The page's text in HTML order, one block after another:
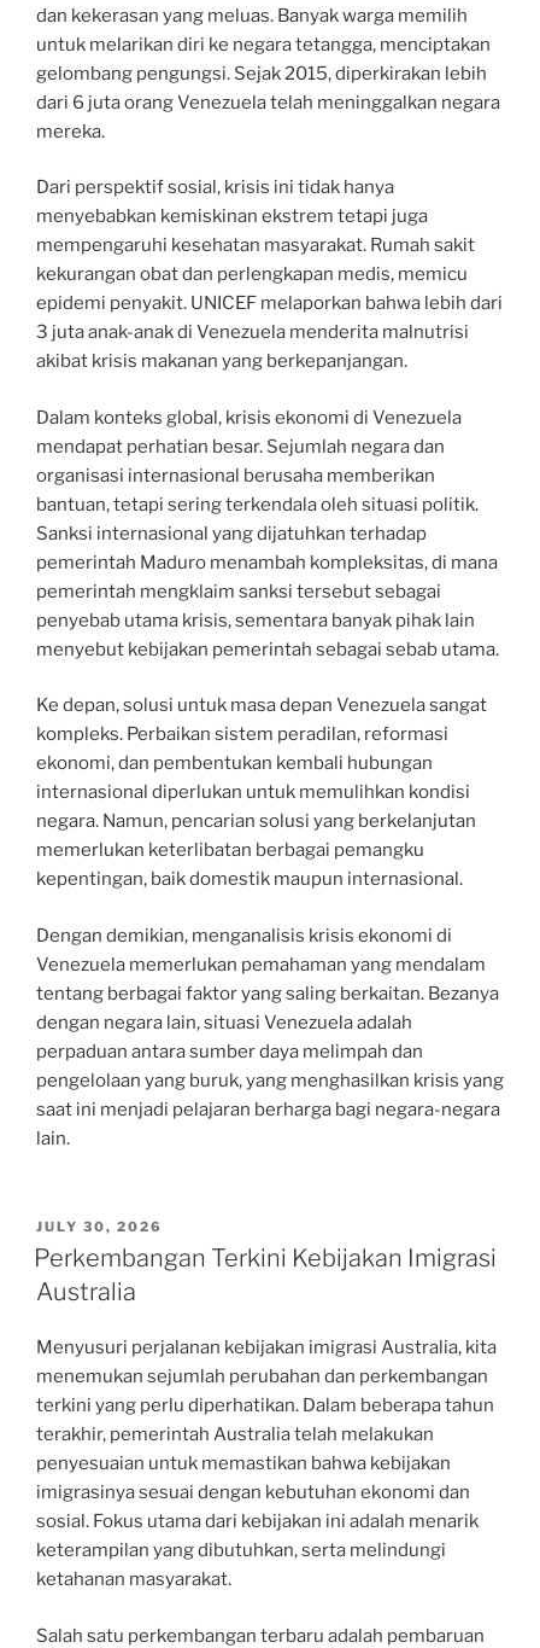
dan kekerasan yang meluas. Banyak warga memilih
untuk melarikan diri ke negara tetangga, menciptakan
gelombang pengungsi. Sejak 2015, diperkirakan lebih
dari 6 juta orang Venezuela telah meninggalkan negara
mereka.
Dari perspektif sosial, krisis ini tidak hanya
menyebabkan kemiskinan ekstrem tetapi juga
mempengaruhi kesehatan masyarakat. Rumah sakit
kekurangan obat dan perlengkapan medis, memicu
epidemi penyakit. UNICEF melaporkan bahwa lebih dari
3 juta anak-anak di Venezuela menderita malnutrisi
akibat krisis makanan yang berkepanjangan.
Dalam konteks global, krisis ekonomi di Venezuela
mendapat perhatian besar. Sejumlah negara dan
organisasi internasional berusaha memberikan
bantuan, tetapi sering terkendala oleh situasi politik.
Sanksi internasional yang dijatuhkan terhadap
pemerintah Maduro menambah kompleksitas, di mana
pemerintah mengklaim sanksi tersebut sebagai
penyebab utama krisis, sementara banyak pihak lain
menyebut kebijakan pemerintah sebagai sebab utama.
Ke depan, solusi untuk masa depan Venezuela sangat
kompleks. Perbaikan sistem peradilan, reformasi
ekonomi, dan pembentukan kembali hubungan
internasional diperlukan untuk memulihkan kondisi
negara. Namun, pencarian solusi yang berkelanjutan
memerlukan keterlibatan berbagai pemangku
kepentingan, baik domestik maupun internasional.
Dengan demikian, menganalisis krisis ekonomi di
Venezuela memerlukan pemahaman yang mendalam
tentang berbagai faktor yang saling berkaitan. Bezanya
dengan negara lain, situasi Venezuela adalah
perpaduan antara sumber daya melimpah dan
pengelolaan yang buruk, yang menghasilkan krisis yang
saat ini menjadi pelajaran berharga bagi negara-negara
lain.
POSTED
ON
JULY 30, 2026
Perkembangan Terkini Kebijakan Imigrasi
Australia
Menyusuri perjalanan kebijakan imigrasi Australia, kita
menemukan sejumlah perubahan dan perkembangan
terkini yang perlu diperhatikan. Dalam beberapa tahun
terakhir, pemerintah Australia telah melakukan
penyesuaian untuk memastikan bahwa kebijakan
imigrasinya sesuai dengan kebutuhan ekonomi dan
sosial. Fokus utama dari kebijakan ini adalah menarik
keterampilan yang dibutuhkan, serta melindungi
ketahanan masyarakat.
Salah satu perkembangan terbaru adalah pembaruan